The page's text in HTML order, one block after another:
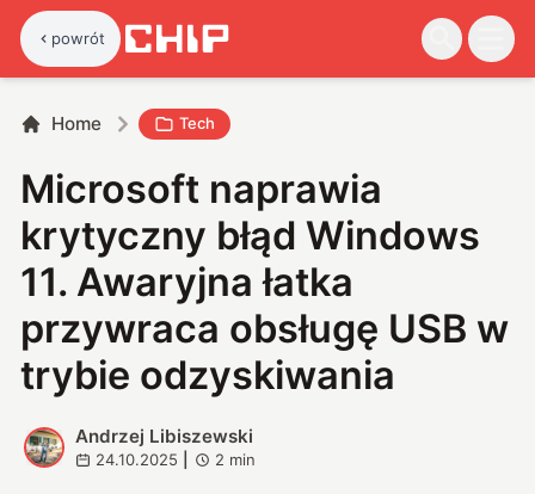
powrót
Home Tech
Microsoft naprawia
krytyczny błąd Windows
11. Awaryjna łatka
przywraca obsługę USB w
trybie odzyskiwania
A
Andrzej Libiszewski
24.10.2025 2 min